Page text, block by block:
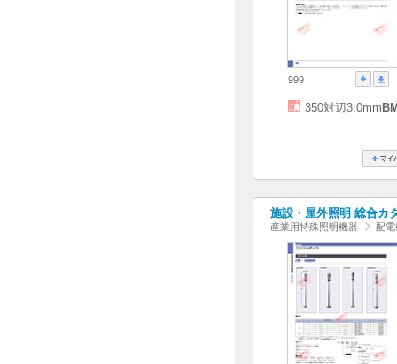
999
350対辺3.0mm
施設・屋外照明 総合カ
産業用特殊照明機器 配電